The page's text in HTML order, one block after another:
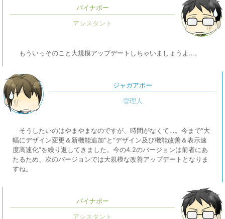
パイナポー
もういっそのこと大規模アップデートしちゃいましょうよ…。
ジャガアポー
そうしたいのはやまやまなのですが、時間がなくて…。今まで“大
幅にデザイン変更＆新機能追加”と“デザイン及び機能改善＆表示速
度高速化”を繰り返してきました。今の4.2のバージョンは前者にあ
たるため、次のバージョンでは大規模な改善アップデートとなりま
すね。
パイナポー